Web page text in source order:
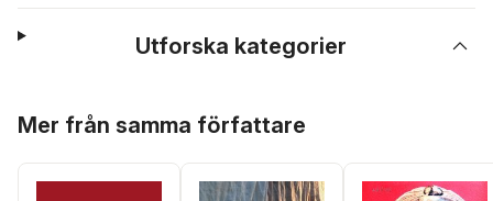
Utforska kategorier
Mer från samma författare